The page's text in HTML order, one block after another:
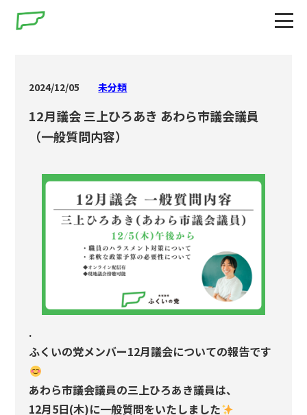
2024/12/05 未分類
12月議会 三上ひろあき あわら市議会議員
（一般質問内容）
.
ふくいの党メンバー12月議会についての報告です
あわら市議会議員の三上ひろあき議員は、
12月5日(木)に一般質問をいたしました